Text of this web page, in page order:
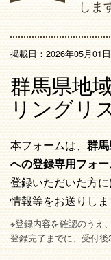
しま
掲載日：2026年05月01日
群馬県地
リングリ
本フォームは、群
への登録専用フォ
登録いただいた方
情報等をお送りし
※登録内容を確認のうえ
登録完了までに、受付